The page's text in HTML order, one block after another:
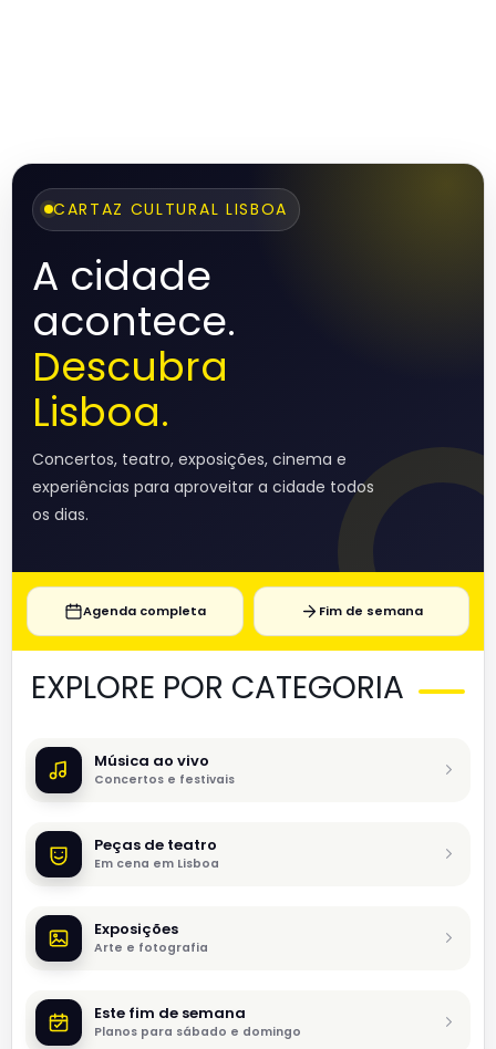
CARTAZ CULTURAL LISBOA
A cidade
acontece.
Descubra
Lisboa.
Concertos, teatro, exposições, cinema e
experiências para aproveitar a cidade todos
os dias.
Agenda completa Fim de semana
EXPLORE POR CATEGORIA
Música ao vivo
Concertos e festivais
Peças de teatro
Em cena em Lisboa
Exposições
Arte e fotografia
Este fim de semana
Planos para sábado e domingo